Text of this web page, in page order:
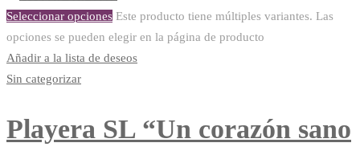
Seleccionar opciones Este producto tiene múltiples variantes. Las
opciones se pueden elegir en la página de producto
Añadir a la lista de deseos
Sin categorizar
Playera SL “Un corazón sano